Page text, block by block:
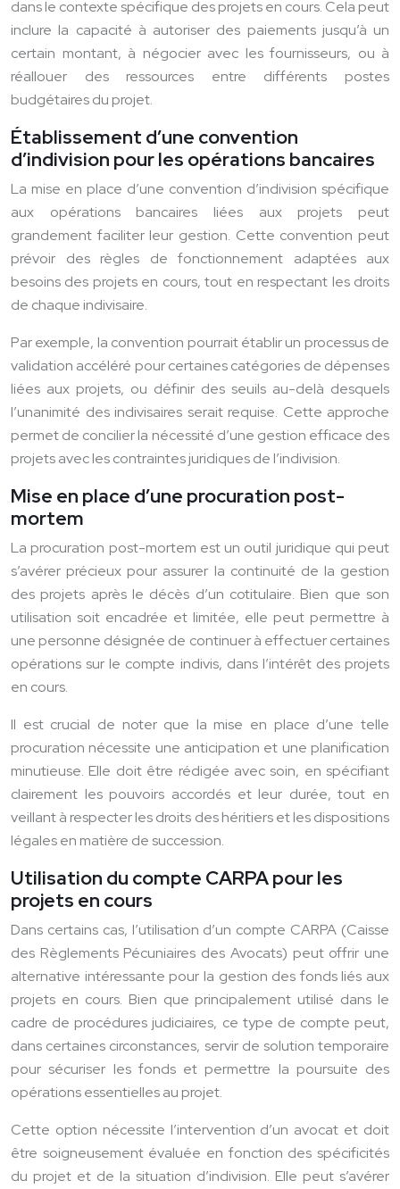
dans le contexte spécifique des projets en cours. Cela peut
inclure la capacité à autoriser des paiements jusqu’à un
certain montant, à négocier avec les fournisseurs, ou à
réallouer des ressources entre différents postes
budgétaires du projet.
Établissement d’une convention
d’indivision pour les opérations bancaires
La mise en place d’une convention d’indivision spécifique
aux opérations bancaires liées aux projets peut
grandement faciliter leur gestion. Cette convention peut
prévoir des règles de fonctionnement adaptées aux
besoins des projets en cours, tout en respectant les droits
de chaque indivisaire.
Par exemple, la convention pourrait établir un processus de
validation accéléré pour certaines catégories de dépenses
liées aux projets, ou définir des seuils au-delà desquels
l’unanimité des indivisaires serait requise. Cette approche
permet de concilier la nécessité d’une gestion efficace des
projets avec les contraintes juridiques de l’indivision.
Mise en place d’une procuration post-
mortem
La procuration post-mortem est un outil juridique qui peut
s’avérer précieux pour assurer la continuité de la gestion
des projets après le décès d’un cotitulaire. Bien que son
utilisation soit encadrée et limitée, elle peut permettre à
une personne désignée de continuer à effectuer certaines
opérations sur le compte indivis, dans l’intérêt des projets
en cours.
Il est crucial de noter que la mise en place d’une telle
procuration nécessite une anticipation et une planification
minutieuse. Elle doit être rédigée avec soin, en spécifiant
clairement les pouvoirs accordés et leur durée, tout en
veillant à respecter les droits des héritiers et les dispositions
légales en matière de succession.
Utilisation du compte CARPA pour les
projets en cours
Dans certains cas, l’utilisation d’un compte CARPA (Caisse
des Règlements Pécuniaires des Avocats) peut offrir une
alternative intéressante pour la gestion des fonds liés aux
projets en cours. Bien que principalement utilisé dans le
cadre de procédures judiciaires, ce type de compte peut,
dans certaines circonstances, servir de solution temporaire
pour sécuriser les fonds et permettre la poursuite des
opérations essentielles au projet.
Cette option nécessite l’intervention d’un avocat et doit
être soigneusement évaluée en fonction des spécificités
du projet et de la situation d’indivision. Elle peut s’avérer